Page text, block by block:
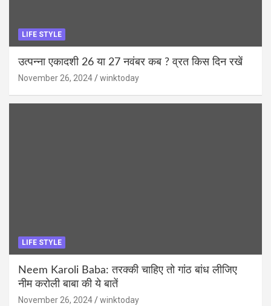
LIFE STYLE
उत्पन्ना एकादशी 26 या 27 नवंबर कब ? व्रत किस दिन रखें
November 26, 2024 winktoday
LIFE STYLE
Neem Karoli Baba: तरक्की चाहिए तो गांठ बांध लीजिए
नीम करोली बाबा की ये बातें
November 26, 2024 winktoday